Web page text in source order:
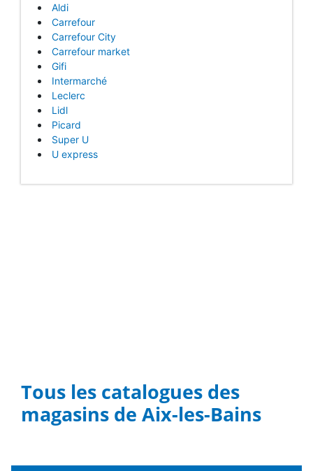
Aldi
Carrefour
Carrefour City
Carrefour market
Gifi
Intermarché
Leclerc
Lidl
Picard
Super U
U express
Tous les catalogues des
magasins de Aix-les-Bains